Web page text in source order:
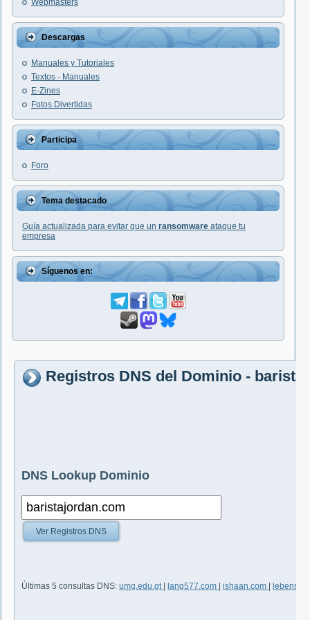
Webmasters
Descargas
Manuales y Tutoriales
Textos - Manuales
E-Zines
Fotos Divertidas
Participa
Foro
Tema destacado
Guía actualizada para evitar que un ransomware ataque tu
empresa
Síguenos en:
Registros DNS del Dominio -
DNS Lookup Dominio
Ver Registros DNS
Últimas 5 consultas DNS: umg.edu.gt lang577.com ishaan.com